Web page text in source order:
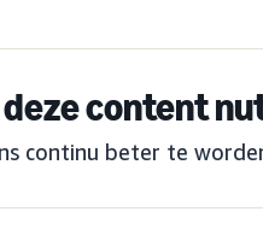
deze content
continu beter te